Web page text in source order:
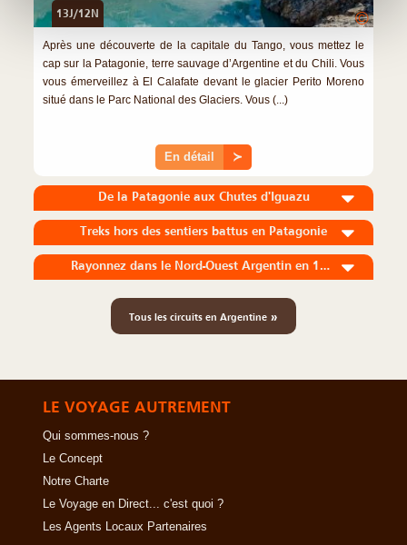
13J/12N ©
Après une découverte de la capitale du Tango, vous mettez le
cap sur la Patagonie, terre sauvage d’Argentine et du Chili. Vous
vous émerveillez à El Calafate devant le glacier Perito Moreno
situé dans le Parc National des Glaciers. Vous (...)
En détail ≻
De la Patagonie aux Chutes d'Iguazu
Treks hors des sentiers battus en Patagonie
Rayonnez dans le Nord-Ouest Argentin en 10 jours
Tous les circuits en Argentine »
LE VOYAGE AUTREMENT
Qui sommes-nous ?
Le Concept
Notre Charte
Le Voyage en Direct... c'est quoi ?
Les Agents Locaux Partenaires